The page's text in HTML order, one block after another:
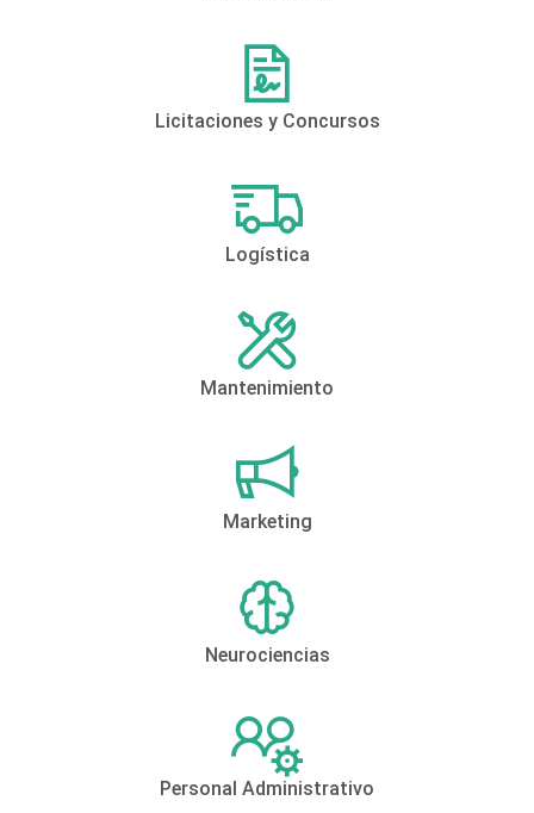
Licitaciones y Concursos
Logística
Mantenimiento
Marketing
Neurociencias
Personal Administrativo